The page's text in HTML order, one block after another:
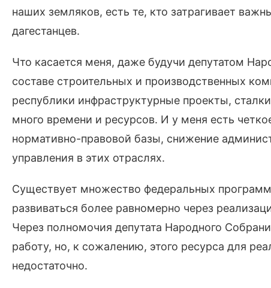
наших земляков, есть те, кто затрагивает
дагестанцев.
Что касается меня, даже будучи депутатом
составе строительных и производственных
республики инфраструктурные проекты,
много времени и ресурсов. И у меня есть
нормативно-правовой базы, снижение
управления в этих отраслях.
Существует множество федеральных
развиваться более равномерно через
Через полномочия депутата Народного
работу, но, к сожалению, этого ресурса для
недостаточно.